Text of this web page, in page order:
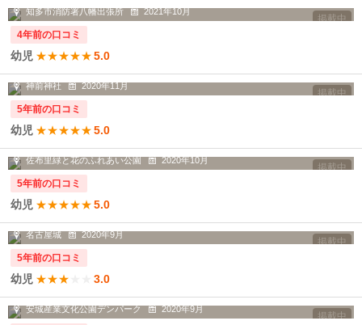
掲載中
知多市消防署八幡出張所 2021年10月
4年前の口コミ
幼児 ★★★★★5.0
掲載中
コロナ禍の中、近場で〜と七五三に行...
神前神社 2020年11月
5年前の口コミ
幼児 ★★★★★5.0
掲載中
よくお散歩に行く梅の館〜♪温室では...
佐布里緑と花のふれあい公園 2020年10月
5年前の口コミ
幼児 ★★★★★5.0
掲載中
名古屋城の本丸御殿を見に行きました！
名古屋城 2020年9月
5年前の口コミ
幼児 ★★★ 3.0
掲載中
やっぱり天気のいい日はお出かけした...
安城産業文化公園デンパーク 2020年9月